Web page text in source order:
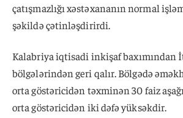
çatışmazlığı xəstəxananın normal
şəkildə çətinləşdirirdi.
Kalabriya iqtisadi inkişaf baxımından
bölgələrindən geri qalır. Bölgədə
orta göstəricidən təxminən 30 faiz
orta göstəricidən iki dəfə yüksəkdir.